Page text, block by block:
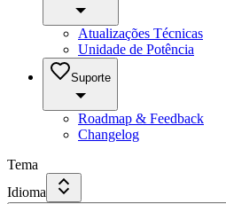
Atualizações Técnicas
Unidade de Potência
Suporte
Roadmap & Feedback
Changelog
Tema
Idioma